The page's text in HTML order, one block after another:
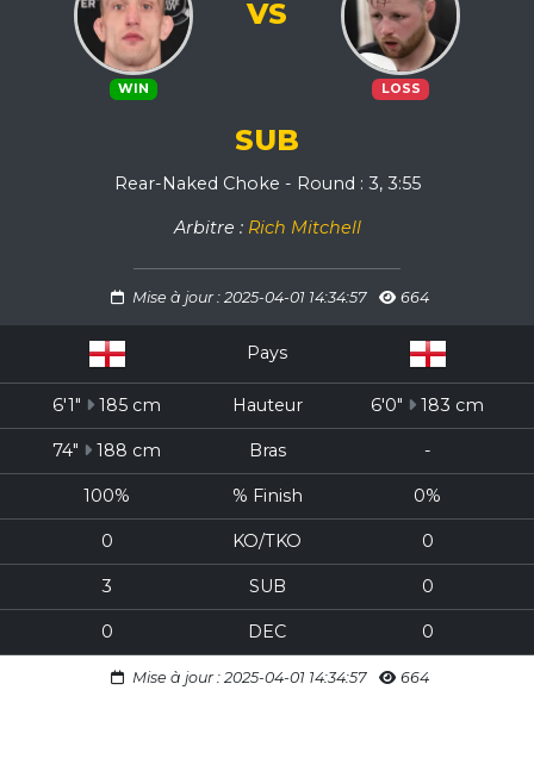
WIN LOSS
VS
SUB
Rear-Naked Choke - Round : 3, 3:55
Arbitre : Rich Mitchell
Mise à jour : 2025-04-01 14:34:57 664
Pays
6'1" 185 cm Hauteur 6'0" 183 cm
74" 188 cm Bras -
100% % Finish 0%
0 KO/TKO 0
3 SUB 0
0 DEC 0
Mise à jour : 2025-04-01 14:34:57 664